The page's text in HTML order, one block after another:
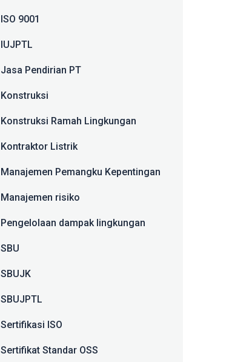
ISO 9001
IUJPTL
Jasa Pendirian PT
Konstruksi
Konstruksi Ramah Lingkungan
Kontraktor Listrik
Manajemen Pemangku Kepentingan
Manajemen risiko
Pengelolaan dampak lingkungan
SBU
SBUJK
SBUJPTL
Sertifikasi ISO
Sertifikat Standar OSS